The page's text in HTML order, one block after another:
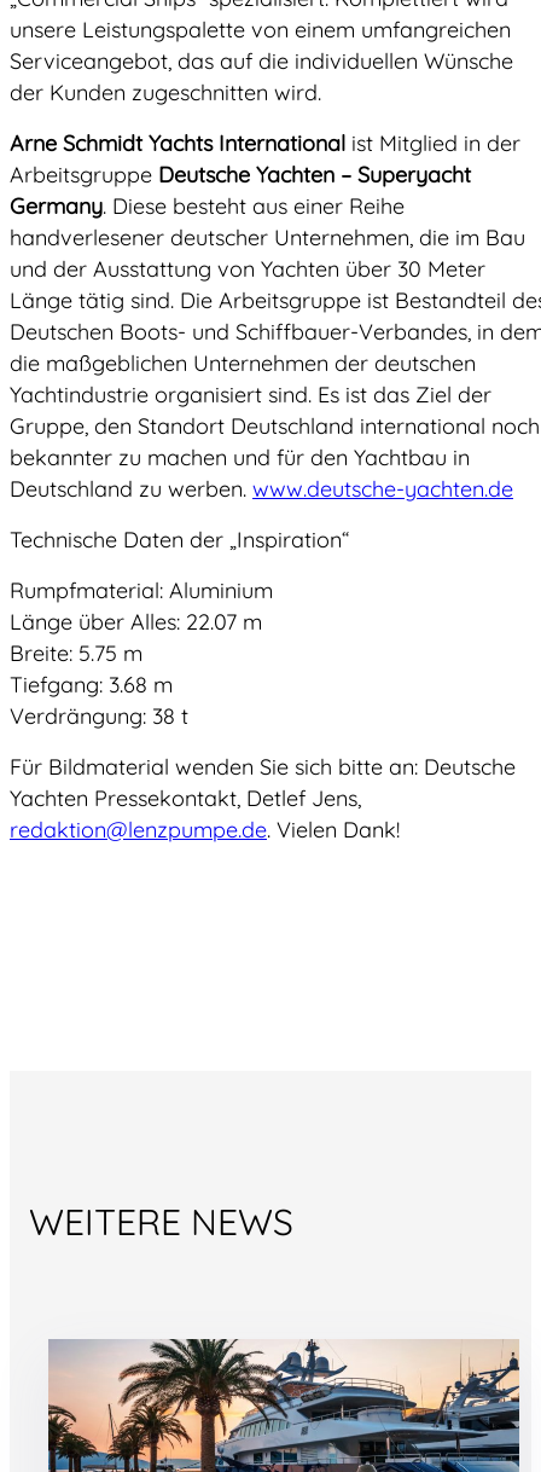
unsere Leistungspalette von einem umfangreichen
Serviceangebot, das auf die individuellen Wünsche
der Kunden zugeschnitten wird.
Arne Schmidt Yachts International ist Mitglied in der
Arbeitsgruppe Deutsche Yachten – Superyacht
Germany. Diese besteht aus einer Reihe
handverlesener deutscher Unternehmen, die im Bau
und der Ausstattung von Yachten über 30 Meter
Länge tätig sind. Die Arbeitsgruppe ist Bestandteil
Deutschen Boots- und Schiffbauer-Verbandes, in
die maßgeblichen Unternehmen der deutschen
Yachtindustrie organisiert sind. Es ist das Ziel der
Gruppe, den Standort Deutschland international noch
bekannter zu machen und für den Yachtbau in
Deutschland zu werben. www.deutsche-yachten.de
Technische Daten der „Inspiration“
Rumpfmaterial: Aluminium
Länge über Alles: 22.07 m
Breite: 5.75 m
Tiefgang: 3.68 m
Verdrängung: 38 t
Für Bildmaterial wenden Sie sich bitte an: Deutsche
Yachten Pressekontakt, Detlef Jens,
redaktion@lenzpumpe.de. Vielen Dank!
WEITERE NEWS